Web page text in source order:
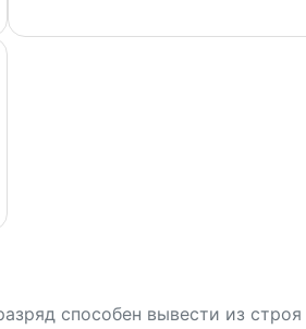
способен вывести из строя